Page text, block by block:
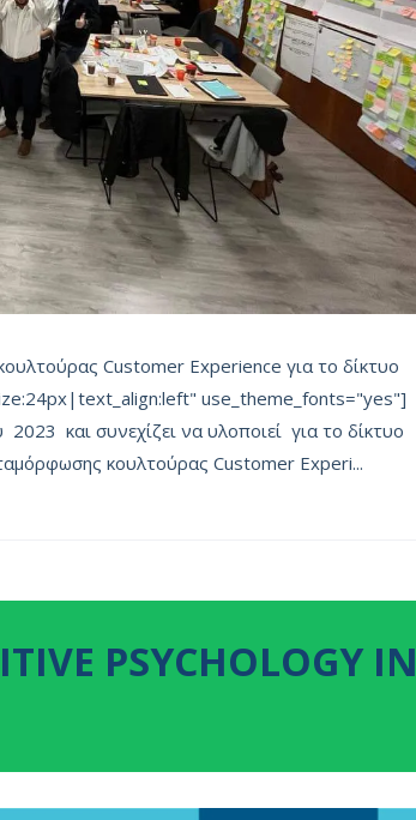
Customer Experience για το δίκτυο
use_theme_fonts="yes"]
και συνεχίζει να υλοποιεί για το δίκτυο
κουλτούρας Customer Experi...
PSYCHOLOGY IN